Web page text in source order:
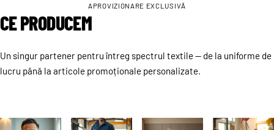
APROVIZIONARE EXCLUSIVĂ
CE PRODUCEM
Un singur partener pentru întreg spectrul textile — de la uniforme de
lucru până la articole promoționale personalizate.